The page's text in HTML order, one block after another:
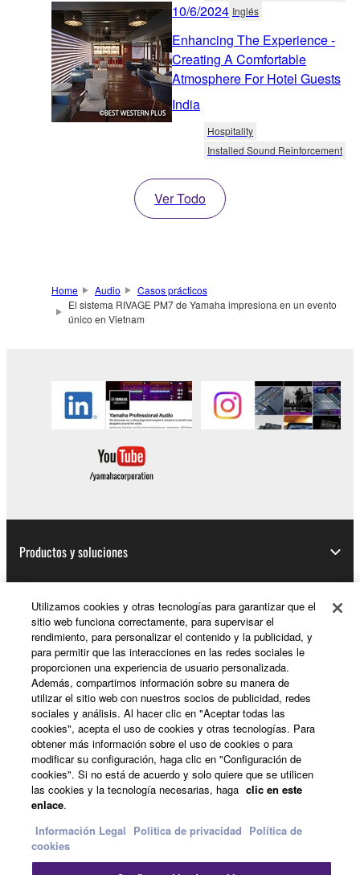
10/6/2024 Inglés
Enhancing The Experience -
Creating A Comfortable
Atmosphere For Hotel Guests
India
Hospitality
Installed Sound Reinforcement
Ver Todo
Home Audio
Casos prácticos
El sistema RIVAGE PM7 de Yamaha impresiona en un evento
único en Vietnam
Productos y soluciones
Noticias
Acerca de Yamaha
España - Spanish
Consumer
Contacte con nosotrosTerminos de uso
Utilizamos cookies y otras tecnologías para garantizar que el
sitio web funciona correctamente, para supervisar el
rendimiento, para personalizar el contenido y la publicidad, y
para permitir que las interacciones en las redes sociales le
proporcionen una experiencia de usuario personalizada.
Además, compartimos información sobre su manera de
utilizar el sitio web con nuestros socios de publicidad, redes
sociales y análisis. Al hacer clic en "Aceptar todas las
cookies", acepta el uso de cookies y otras tecnologías. Para
obtener más información sobre el uso de cookies o para
modificar su configuración, haga clic en "Configuración de
cookies". Si no está de acuerdo y solo quiere que se utilicen
las cookies y la tecnología necesarias, haga clic en este
enlace.
Información Legal Politica de privacidad Política de
cookies